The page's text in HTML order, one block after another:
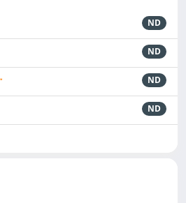
ND
ND
ND
ND